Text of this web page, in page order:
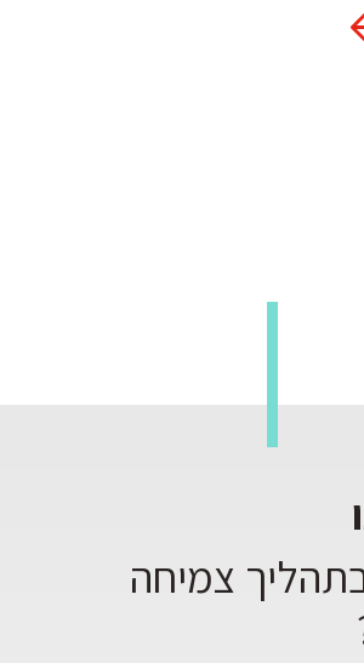
בתהליך צמיחה